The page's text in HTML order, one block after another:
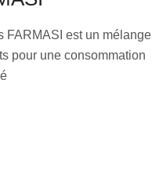
FARMASI est un mélange
pour une consommation